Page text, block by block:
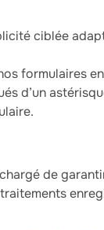
ciblée
formulaires
d’un
de